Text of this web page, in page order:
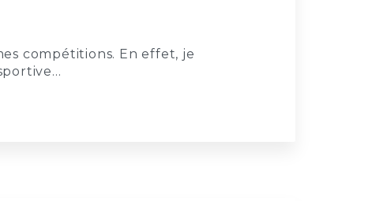
compétitions. En effet, je